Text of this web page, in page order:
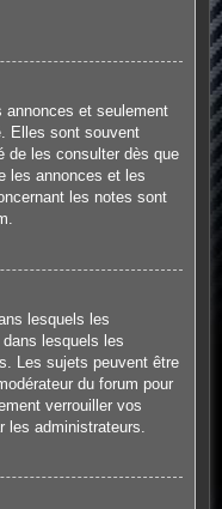
annonces et seulement
Elles sont souvent
de les consulter dès que
les annonces et les
les notes sont
lesquels les
lesquels les
Les sujets peuvent être
du forum pour
verrouiller vos
les administrateurs.